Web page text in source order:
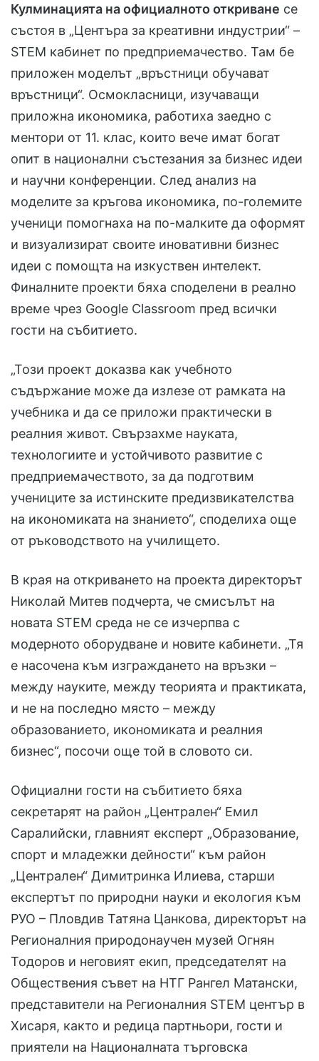
Кулминацията на официалното откриване се
състоя в „Центъра за креативни индустрии“ –
STEM кабинет по предприемачество. Там бе
приложен моделът „връстници обучават
връстници“. Осмокласници, изучаващи
приложна икономика, работиха заедно с
ментори от 11. клас, които вече имат богат
опит в национални състезания за бизнес идеи
и научни конференции. След анализ на
моделите за кръгова икономика, по-големите
ученици помогнаха на по-малките да оформят
и визуализират своите иновативни бизнес
идеи с помощта на изкуствен интелект.
Финалните проекти бяха споделени в реално
време чрез Google Classroom пред всички
гости на събитието.
„Този проект доказва как учебното
съдържание може да излезе от рамката на
учебника и да се приложи практически в
реалния живот. Свързахме науката,
технологиите и устойчивото развитие с
предприемачеството, за да подготвим
учениците за истинските предизвикателства
на икономиката на знанието“, споделиха още
от ръководството на училището.
В края на откриването на проекта директорът
Николай Митев подчерта, че смисълът на
новата STEM среда не се изчерпва с
модерното оборудване и новите кабинети. „Тя
е насочена към изграждането на връзки –
между науките, между теорията и практиката,
и не на последно място – между
образованието, икономиката и реалния
бизнес“, посочи още той в словото си.
Официални гости на събитието бяха
секретарят на район „Централен“ Емил
Саралийски, главният експерт „Образование,
спорт и младежки дейности“ към район
„Централен“ Димитринка Илиева, старши
експертът по природни науки и екология към
РУО – Пловдив Татяна Цанкова, директорът на
Регионалния природонаучен музей Огнян
Тодоров и неговият екип, председателят на
Обществения съвет на НТГ Рангел Матански,
представители на Регионалния STEM център в
Хисаря, както и редица партньори, гости и
приятели на Националната търговска